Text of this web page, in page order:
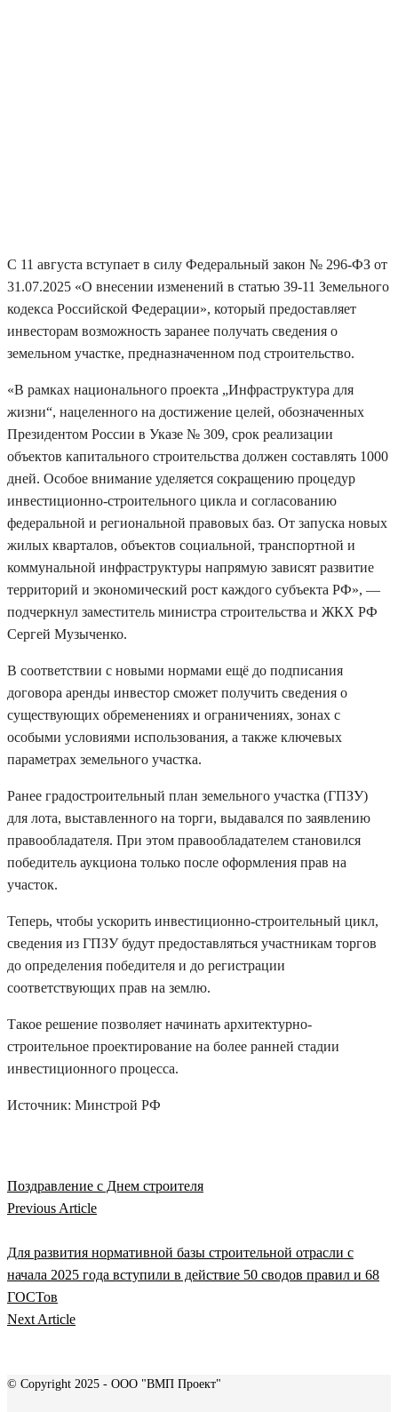
С 11 августа вступает в силу Федеральный закон № 296-ФЗ от
31.07.2025 «О внесении изменений в статью 39-11 Земельного
кодекса Российской Федерации», который предоставляет
инвесторам возможность заранее получать сведения о
земельном участке, предназначенном под строительство.
«В рамках национального проекта „Инфраструктура для
жизни“, нацеленного на достижение целей, обозначенных
Президентом России в Указе № 309, срок реализации
объектов капитального строительства должен составлять 1000
дней. Особое внимание уделяется сокращению процедур
инвестиционно-строительного цикла и согласованию
федеральной и региональной правовых баз. От запуска новых
жилых кварталов, объектов социальной, транспортной и
коммунальной инфраструктуры напрямую зависят развитие
территорий и экономический рост каждого субъекта РФ», —
подчеркнул заместитель министра строительства и ЖКХ РФ
Сергей Музыченко.
В соответствии с новыми нормами ещё до подписания
договора аренды инвестор сможет получить сведения о
существующих обременениях и ограничениях, зонах с
особыми условиями использования, а также ключевых
параметрах земельного участка.
Ранее градостроительный план земельного участка (ГПЗУ)
для лота, выставленного на торги, выдавался по заявлению
правообладателя. При этом правообладателем становился
победитель аукциона только после оформления прав на
участок.
Теперь, чтобы ускорить инвестиционно-строительный цикл,
сведения из ГПЗУ будут предоставляться участникам торгов
до определения победителя и до регистрации
соответствующих прав на землю.
Такое решение позволяет начинать архитектурно-
строительное проектирование на более ранней стадии
инвестиционного процесса.
Источник: Минстрой РФ
Поздравление с Днем строителя
Previous Article
Для развития нормативной базы строительной отрасли с
начала 2025 года вступили в действие 50 сводов правил и 68
ГОСТов
Next Article
© Copyright 2025 - ООО "ВМП Проект"